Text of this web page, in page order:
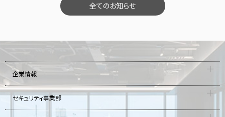
全てのお知らせ
企業情報
セキュリティ事業部